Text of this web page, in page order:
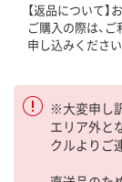
【返品について
ご購入の際は、ご
申し込みください
※大変申し
エリア外と
クルよりご